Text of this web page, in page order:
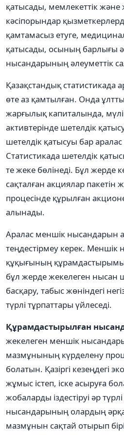
қатысады, мемлекеттік
кәсіпорындар
қамтамасыз етуге,
қатысады, осының барлығы
нысандарының әлеуметтік
Қазақстандық статистикада
өте аз қамтылған. Онда
жарғылық капиталында,
активтерінде шетелдік
шетелдік қатысуы бар аралас
Статистикада шетелдік
те жеке бөлінеді. Бұл жерде
сақталған акциялар пакетін
процесінде құрылған
алынады.
Аралас меншік нысандарын
теңдестірмеу керек.
құқығының
бұл жерде жекелеген нысан
басқару, табыс жөніндегі
түрлі тұрпаттары үйлеседі.
Құрамдастырылған
жекелеген меншік
мазмұнының күрделену
болатын. Қазіргі кезеңдегі
жұмыс істеп, іске асыруға
жобаларды іздестіруі әр
нысандарының олардың
мазмұнын сақтай отырып